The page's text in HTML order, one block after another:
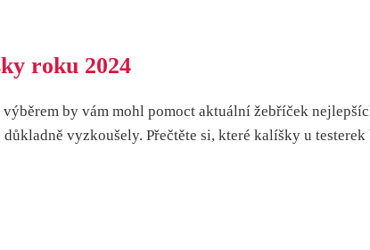
roku 2024
by vám mohl pomoct aktuální žebříček
vyzkoušely. Přečtěte si, které kalíšky u